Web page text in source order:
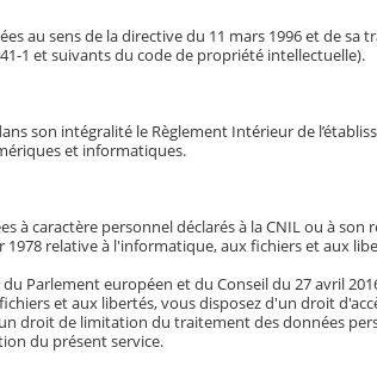
au sens de la directive du 11 mars 1996 et de sa
1 et suivants du code de propriété intellectuelle).
son intégralité le Règlement Intérieur de
et informatiques.
à caractère personnel déclarés à la CNIL ou à son
1978 relative à l'informatique, aux fichiers et aux
Parlement européen et du Conseil du 27 avril
et aux libertés, vous disposez d'un droit
droit de limitation du traitement des données
du présent service.